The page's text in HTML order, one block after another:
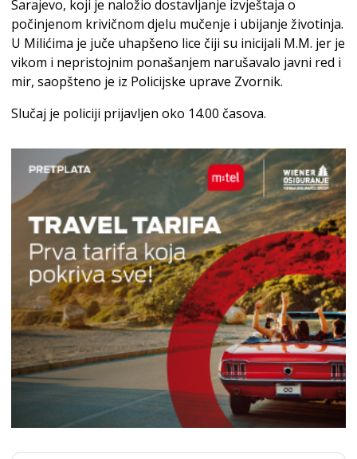
Sarajevo, koji je naložio dostavljanje izvještaja o
počinjenom krivičnom djelu mučenje i ubijanje životinja.
U Milićima je juče uhapšeno lice čiji su inicijali M.M. jer je
vikom i nepristojnim ponašanjem narušavalo javni red i
mir, saopšteno je iz Policijske uprave Zvornik.
Slučaj je policiji prijavljen oko 14.00 časova.